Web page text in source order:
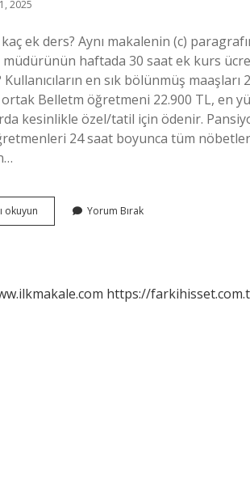
2025
ek ders? Aynı makalenin (c)
haftada 30 saat ek kurs
en sık bölünmüş maaşları
Belletm öğretmeni 22.900 TL, en
kesinlikle özel/tatil için ödenir.
24 saat boyunca tüm
okuyun Belletmenlik
Kaç
Yorum Bırak
https://